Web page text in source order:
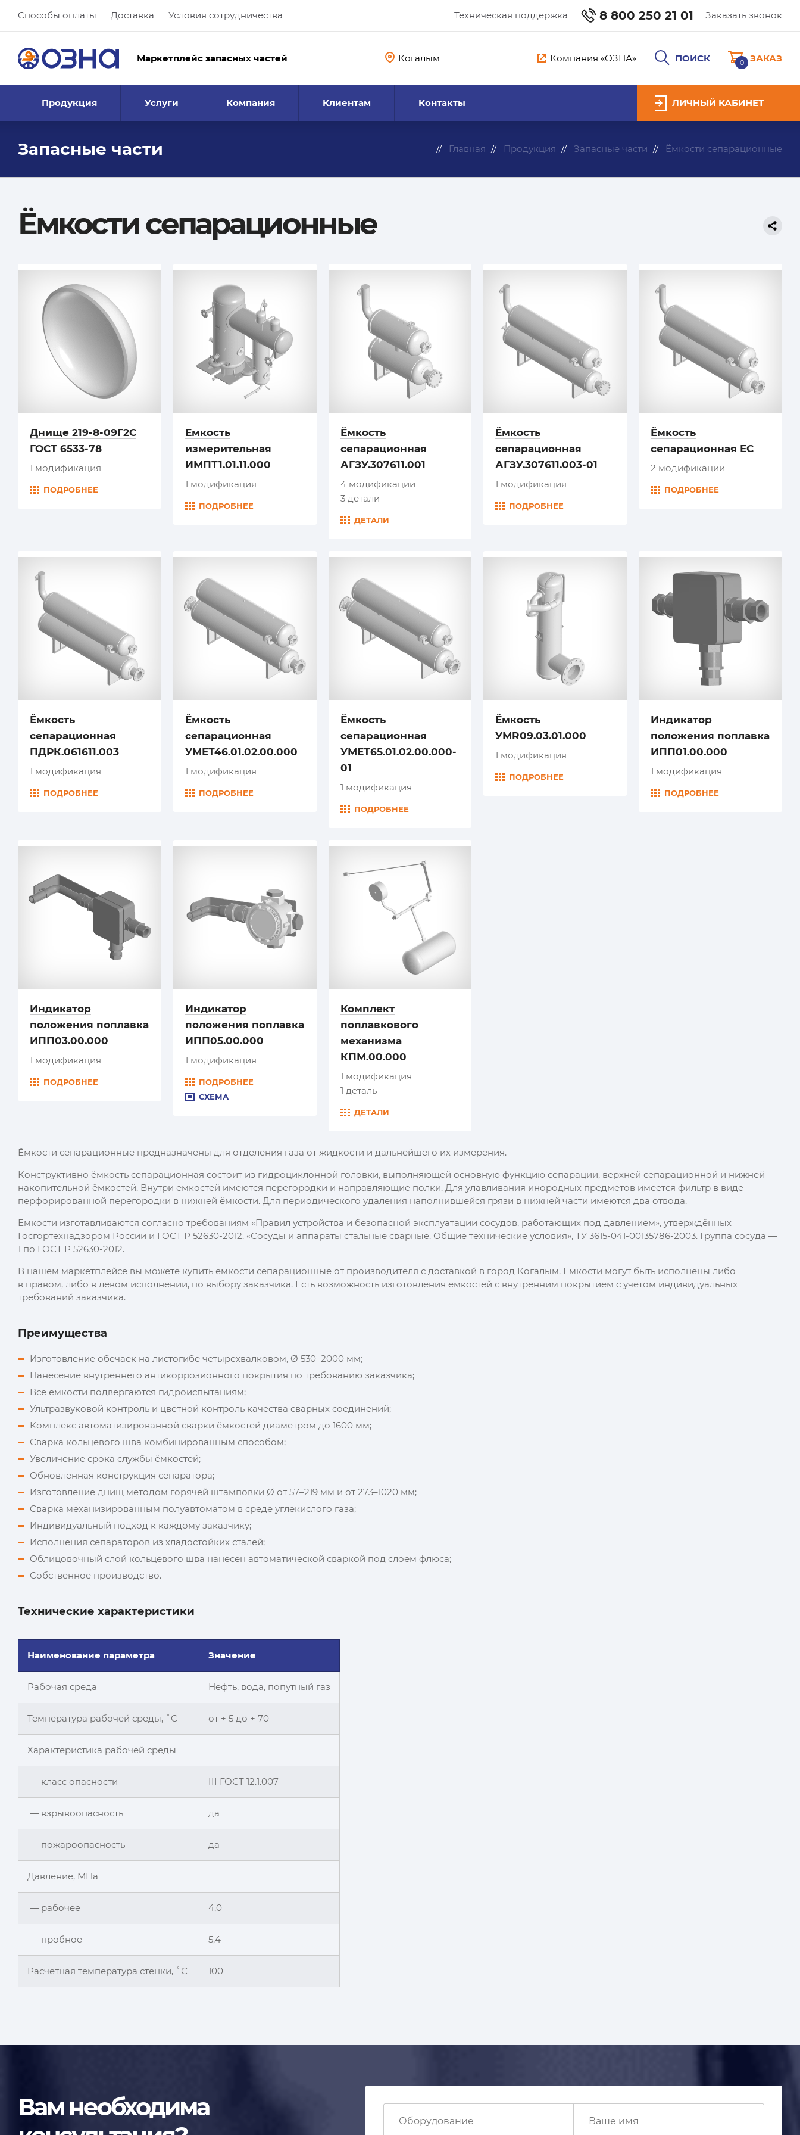
Способы оплаты Доставка Условия сотрудничества Техническая поддержка 8 800 250 21 01 Заказать звонок
Маркетплейс запасных частей Когалым Компания «ОЗНА» ПОИСК 0 ЗАКАЗ
Продукция Услуги Компания Клиентам Контакты ЛИЧНЫЙ КАБИНЕТ
Запасные части Главная Продукция Запасные части Ёмкости сепарационные
Ёмкости сепарационные
Днище 219-8-09Г2С
ГОСТ 6533-78
1 модификация
ПОДРОБНЕЕ
Емкость
измерительная
ИМПТ1.01.11.000
1 модификация
ПОДРОБНЕЕ
Ёмкость
сепарационная
АГЗУ.307611.001
4 модификации
3 детали
ДЕТАЛИ
Ёмкость
сепарационная
АГЗУ.307611.003-01
1 модификация
ПОДРОБНЕЕ
Ёмкость
сепарационная ЕС
2 модификации
ПОДРОБНЕЕ
Ёмкость
сепарационная
ПДРК.061611.003
1 модификация
ПОДРОБНЕЕ
Ёмкость
сепарационная
УМЕТ46.01.02.00.000
1 модификация
ПОДРОБНЕЕ
Ёмкость
сепарационная
УМЕТ65.01.02.00.000-
01
1 модификация
ПОДРОБНЕЕ
Ёмкость
УМR09.03.01.000
1 модификация
ПОДРОБНЕЕ
Индикатор
положения поплавка
ИПП01.00.000
1 модификация
ПОДРОБНЕЕ
Индикатор
положения поплавка
ИПП03.00.000
1 модификация
ПОДРОБНЕЕ
Индикатор
положения поплавка
ИПП05.00.000
1 модификация
ПОДРОБНЕЕ
СХЕМА
Комплект
поплавкового
механизма
КПМ.00.000
1 модификация
1 деталь
ДЕТАЛИ
Ёмкости сепарационные предназначены для отделения газа от жидкости и дальнейшего их измерения.
Конструктивно ёмкость сепарационная состоит из гидроциклонной головки, выполняющей основную функцию сепарации, верхней сепарационной и нижней
накопительной ёмкостей. Внутри емкостей имеются перегородки и направляющие полки. Для улавливания инородных предметов имеется фильтр в виде
перфорированной перегородки в нижней ёмкости. Для периодического удаления наполнившейся грязи в нижней части имеются два отвода.
Емкости изготавливаются согласно требованиям «Правил устройства и безопасной эксплуатации сосудов, работающих под давлением», утверждённых
Госгортехнадзором России и ГОСТ Р 52630-2012. «Сосуды и аппараты стальные сварные. Общие технические условия», ТУ 3615-041-00135786-2003. Группа сосуда —
1 по ГОСТ Р 52630-2012.
В нашем маркетплейсе вы можете купить емкости сепарационные от производителя с доставкой в город Когалым. Емкости могут быть исполнены либо
в правом, либо в левом исполнении, по выбору заказчика. Есть возможность изготовления емкостей с внутренним покрытием с учетом индивидуальных
требований заказчика.
Преимущества
Изготовление обечаек на листогибе четырехвалковом, Ø 530–2000 мм;
Нанесение внутреннего антикоррозионного покрытия по требованию заказчика;
Все ёмкости подвергаются гидроиспытаниям;
Ультразвуковой контроль и цветной контроль качества сварных соединений;
Комплекс автоматизированной сварки ёмкостей диаметром до 1600 мм;
Сварка кольцевого шва комбинированным способом;
Увеличение срока службы ёмкостей;
Обновленная конструкция сепаратора;
Изготовление днищ методом горячей штамповки Ø от 57–219 мм и от 273–1020 мм;
Сварка механизированным полуавтоматом в среде углекислого газа;
Индивидуальный подход к каждому заказчику;
Исполнения сепараторов из хладостойких сталей;
Облицовочный слой кольцевого шва нанесен автоматической сваркой под слоем флюса;
Собственное производство.
Технические характеристики
Наименование параметра Значение
Рабочая среда Нефть, вода, попутный газ
Температура рабочей среды, ˚С от + 5 до + 70
Характеристика рабочей среды
— класс опасности III ГОCT 12.1.007
— взрывоопасность да
— пожароопасность да
Давление, МПа
— рабочее 4,0
— пробное 5,4
Расчетная температура стенки, ˚С 100
Вам необходима